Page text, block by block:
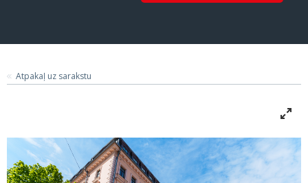
Atpakaļ uz sarakstu